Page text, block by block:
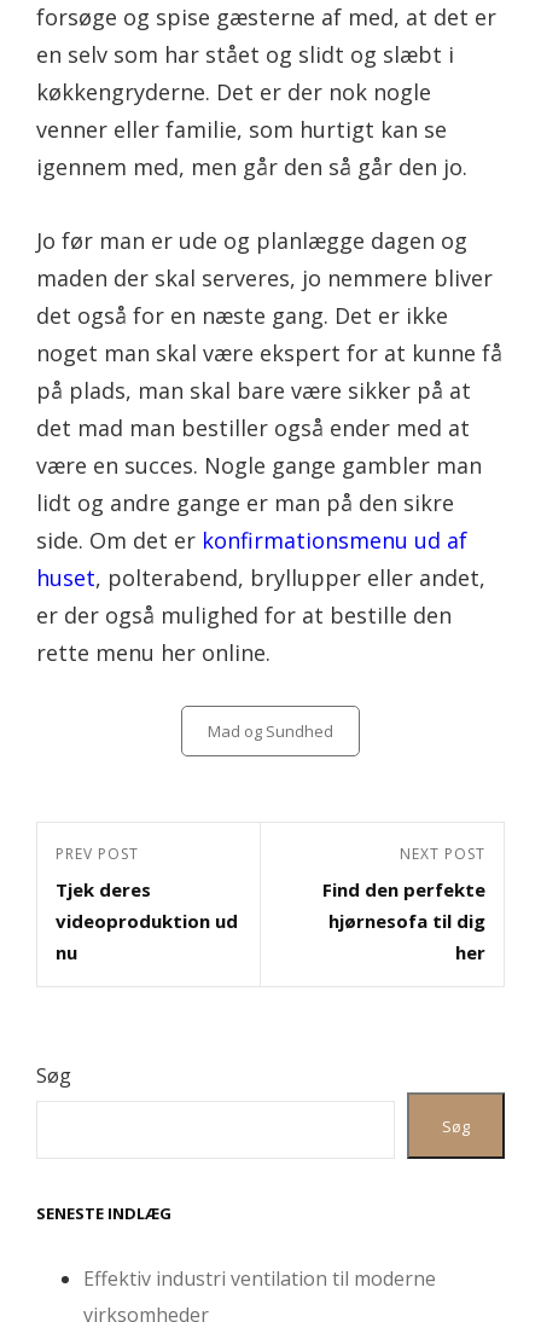
forsøge og spise gæsterne af med, at det er
en selv som har stået og slidt og slæbt i
køkkengryderne. Det er der nok nogle
venner eller familie, som hurtigt kan se
igennem med, men går den så går den jo.
Jo før man er ude og planlægge dagen og
maden der skal serveres, jo nemmere bliver
det også for en næste gang. Det er ikke
noget man skal være ekspert for at kunne få
på plads, man skal bare være sikker på at
det mad man bestiller også ender med at
være en succes. Nogle gange gambler man
lidt og andre gange er man på den sikre
side. Om det er konfirmationsmenu ud af
huset, polterabend, bryllupper eller andet,
er der også mulighed for at bestille den
rette menu her online.
Mad og Sundhed
Indlægsnavigation
Previous
Post
PREV POST
Tjek deres
videoproduktion ud
nu
Post
NEXT POST
Find den perfekte
hjørnesofa til dig
her
Søg
Søg
SENESTE INDLÆG
Effektiv industri ventilation til moderne
virksomheder